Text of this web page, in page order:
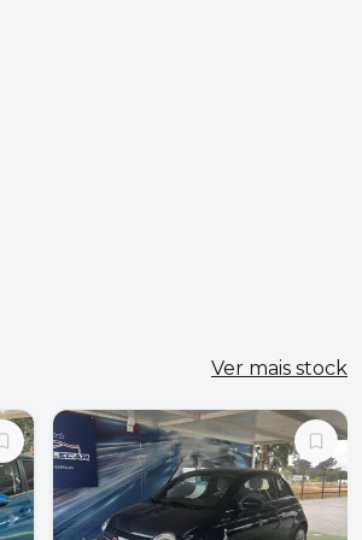
Ver mais stock